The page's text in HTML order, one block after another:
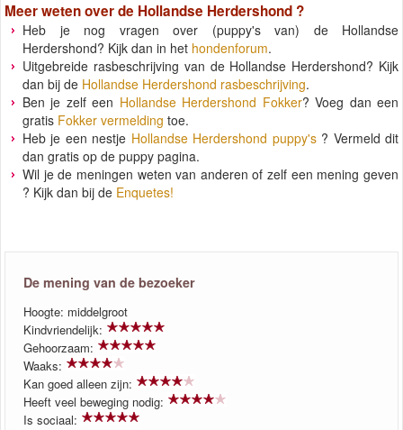
Meer weten over de Hollandse Herdershond ?
Heb je nog vragen over (puppy's van) de Hollandse
Herdershond? Kijk dan in het hondenforum.
Uitgebreide rasbeschrijving van de Hollandse Herdershond? Kijk
dan bij de Hollandse Herdershond rasbeschrijving.
Ben je zelf een Hollandse Herdershond Fokker? Voeg dan een
gratis Fokker vermelding toe.
Heb je een nestje Hollandse Herdershond puppy's? Vermeld dit
dan gratis op de puppy pagina.
Wil je de meningen weten van anderen of zelf een mening geven
? Kijk dan bij de Enquetes!
De mening van de bezoeker
Hoogte: middelgroot
Kindvriendelijk:
Gehoorzaam:
Waaks:
Kan goed alleen zijn:
Heeft veel beweging nodig:
Is sociaal: